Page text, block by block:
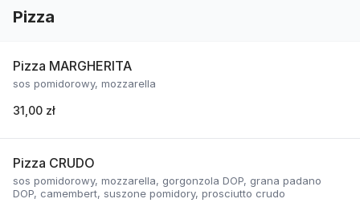
Pizza
Pizza MARGHERITA
sos pomidorowy, mozzarella
31,00 zł
Pizza CRUDO
sos pomidorowy, mozzarella, gorgonzola DOP, grana padano
DOP, camembert, suszone pomidory, prosciutto crudo